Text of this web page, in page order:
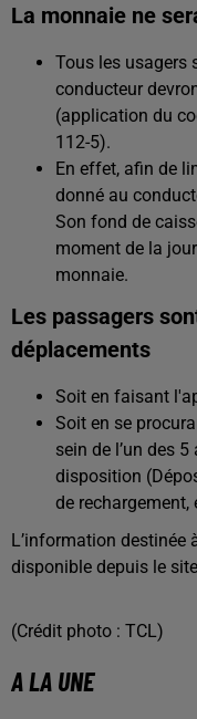
La monnaie ne
Tous les usagers
conducteur
(application du
112-5).
En effet, afin de
donné au
Son fond de
moment de la
monnaie.
Les passagers
déplacements
Soit en faisant
Soit en se
sein de l’un des
disposition
de rechargement,
L’information destinée
disponible depuis le
(Crédit photo : TCL)
A LA UNE